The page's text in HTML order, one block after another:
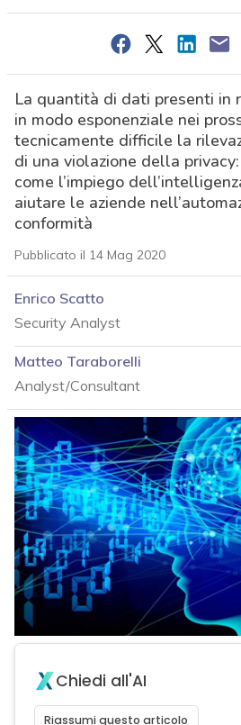
La quantità di dati presenti in
in modo esponenziale nei
tecnicamente difficile la
di una violazione della
come l’impiego
aiutare le aziende
conformità
Pubblicato il 14 Mag 2020
Enrico Scatto
Security Analyst
Matteo Taraborelli
Analyst/Consultant
Chiedi all'AI
Riassumi questo articolo